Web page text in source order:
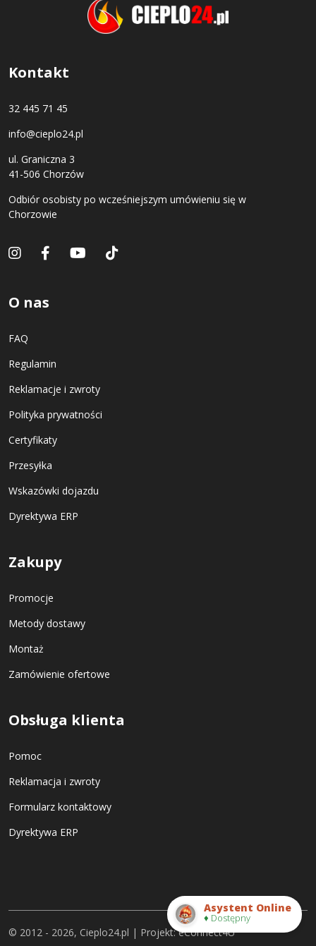
Asystent Online
♦ Dostępny
Kontakt
32 445 71 45
info@cieplo24.pl
ul. Graniczna 3
41-506 Chorzów
Odbiór osobisty po wcześniejszym umówieniu się w
Chorzowie
O nas
FAQ
Regulamin
Reklamacje i zwroty
Polityka prywatności
Certyfikaty
Przesyłka
Wskazówki dojazdu
Dyrektywa ERP
Zakupy
Promocje
Metody dostawy
Montaż
Zamówienie ofertowe
Obsługa klienta
Pomoc
Reklamacja i zwroty
Formularz kontaktowy
Dyrektywa ERP
© 2012 - 2026, Cieplo24.pl | Projekt:eConnect4U